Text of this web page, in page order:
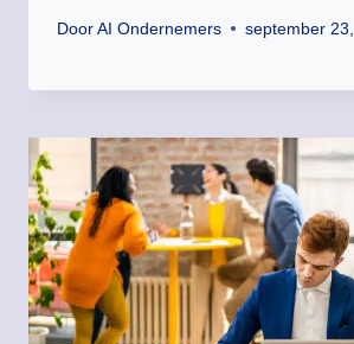
Door AI Ondernemers september